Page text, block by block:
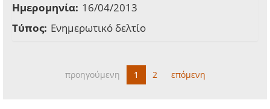
Ημερομηνία: 16/04/2013
Τύπος: Ενημερωτικό δελτίο
προηγούμενη 1 2 επόμενη